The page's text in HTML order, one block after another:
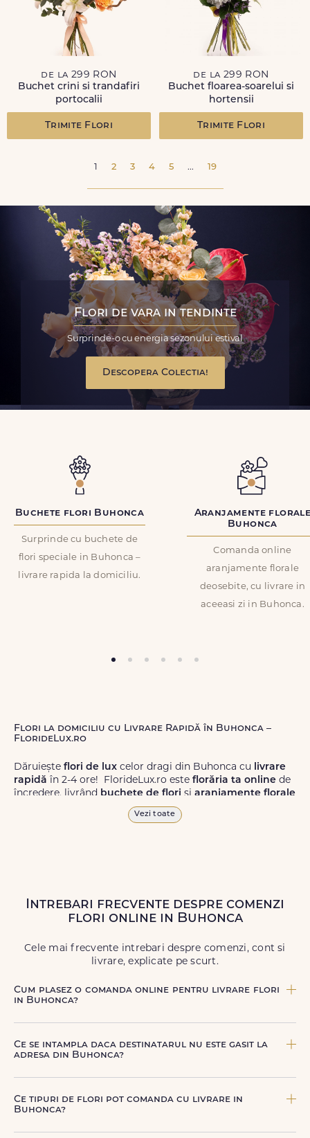
de la 299 RON
Buchet crini si trandafiri
portocalii
Trimite Flori
de la 299 RON
Buchet floarea-soarelui si
hortensii
Trimite Flori
1 2 3 4 5 ... 19
Flori de vara in tendinte
Surprinde-o cu energia sezonului estival
Descopera Colectia!
Buchete flori Buhonca
Surprinde cu buchete de
flori speciale in Buhonca –
livrare rapida la domiciliu.
Aranjamente
Buhonca
Comanda online
aranjamente florale
deosebite, cu livrare in
aceeasi zi in Buhonca.
Flori la domiciliu cu Livrare Rapidă în Buhonca –
FlorideLux.ro
Dăruiește flori de lux celor dragi din Buhonca cu livrare
rapidă în 2-4 ore! FlorideLux.ro este florăria ta online de
încredere, livrând buchete de flori și aranjamente florale
de calitate superioară în Buhonca și în toată România.
Livrăm buchete de florichiar și în weekend, pentru ca tu
să poți adresa un gest frumos atunci când ai nevoie.
Vezi toate
Intrebari frecvente despre comenzi
flori online in Buhonca
Cele mai frecvente intrebari despre comenzi, cont si
livrare, explicate pe scurt.
Cum plasez o comanda online pentru livrare flori
in Buhonca?
produsul dorit, data si intervalul de livrare si adresa din
Buhonca. sau poti plasa comanda telefonic, la nr. +40 722
Ce se intampla daca destinatarul nu este gasit la
adresa din Buhonca?
numarul de telefon oferit. Daca nu poate preda comanda,
te contactam pentru o solutie rapida (reprogramare sau
Ce tipuri de flori pot comanda cu livrare in
Buhonca?